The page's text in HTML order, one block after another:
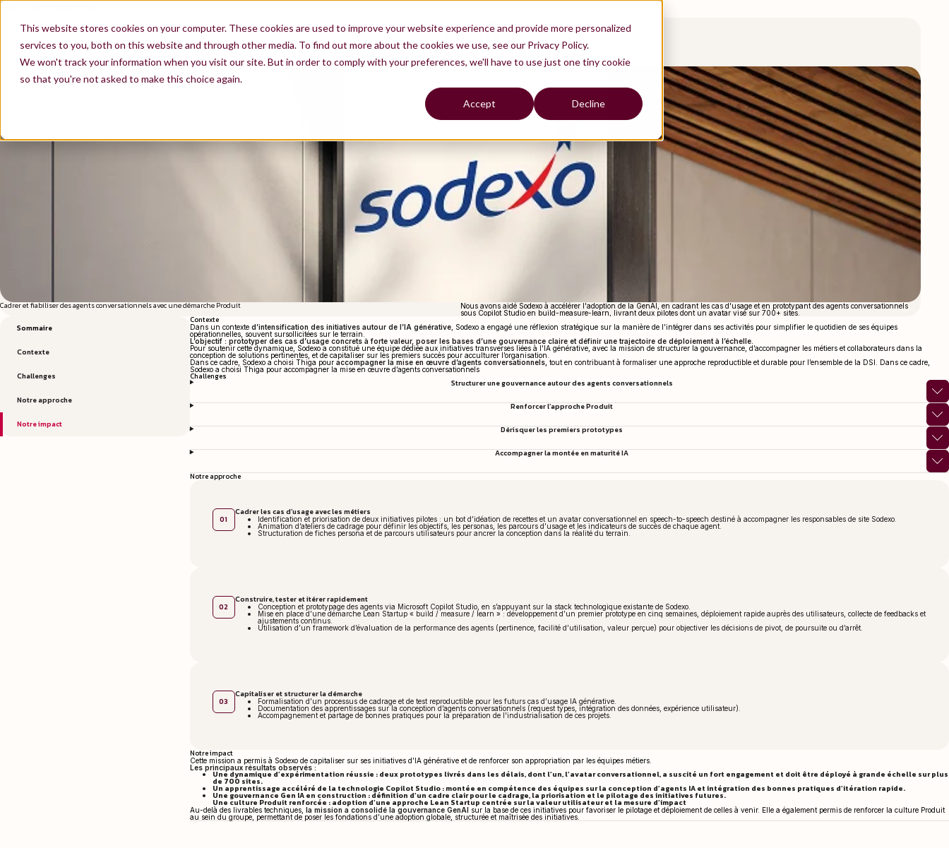
This website stores cookies on your computer. These cookies are used to improve your website experience and provide more personalized
services to you, both on this website and through other media. To find out more about the cookies we use, see our Privacy Policy.
We won't track your information when you visit our site. But in order to comply with your preferences, we'll have to use just one tiny cookie
so that you're not asked to make this choice again.
Accept Decline
Notre approche pour accélérer le déploiement de la genAI.
INTELLIGENCE ARTIFICIELLE & DATA CORPORATE SERVICES
Cadrer et fiabiliser des agents conversationnels avec une démarche Produit
Nous avons aidé Sodexo à accélérer l'adoption de la GenAI, en cadrant les cas d'usage et en prototypant des agents conversationnels
sous Copilot Studio en build-measure-learn, livrant deux pilotes dont un avatar visé sur 700+ sites.
Sommaire
Contexte
Challenges
Notre approche
Notre impact
Contexte
Dans un contexte d’intensification des initiatives autour de l’IA générative, Sodexo a engagé une réflexion stratégique sur la manière de l’intégrer dans ses activités pour simplifier le quotidien de ses équipes
opérationnelles, souvent sursollicitées sur le terrain.
L’objectif : prototyper des cas d’usage concrets à forte valeur, poser les bases d’une gouvernance claire et définir une trajectoire de déploiement à l’échelle.
Pour soutenir cette dynamique, Sodexo a constitué une équipe dédiée aux initiatives transverses liées à l’IA générative, avec la mission de structurer la gouvernance, d’accompagner les métiers et collaborateurs dans la
conception de solutions pertinentes, et de capitaliser sur les premiers succès pour acculturer l’organisation.
Dans ce cadre, Sodexo a choisi Thiga pour accompagner la mise en œuvre d’agents conversationnels, tout en contribuant à formaliser une approche reproductible et durable pour l’ensemble de la DSI. Dans ce cadre,
Sodexo a choisi Thiga pour accompagner la mise en œuvre d’agents conversationnels
Challenges
Structurer une gouvernance autour des agents conversationnels
Renforcer l’approche Produit
Dérisquer les premiers prototypes
Accompagner la montée en maturité IA
Notre approche
01
Cadrer les cas d’usage avec les métiers
Identification et priorisation de deux initiatives pilotes : un bot d’idéation de recettes et un avatar conversationnel en speech-to-speech destiné à accompagner les responsables de site Sodexo.
Animation d’ateliers de cadrage pour définir les objectifs, les personas, les parcours d’usage et les indicateurs de succès de chaque agent.
Structuration de fiches persona et de parcours utilisateurs pour ancrer la conception dans la réalité du terrain.
02
Construire, tester et itérer rapidement
Conception et prototypage des agents via Microsoft Copilot Studio, en s’appuyant sur la stack technologique existante de Sodexo.
Mise en place d’une démarche Lean Startup « build / measure / learn » : développement d’un premier prototype en cinq semaines, déploiement rapide auprès des utilisateurs, collecte de feedbacks et
ajustements continus.
Utilisation d’un framework d’évaluation de la performance des agents (pertinence, facilité d’utilisation, valeur perçue) pour objectiver les décisions de pivot, de poursuite ou d’arrêt.
03
Capitaliser et structurer la démarche
Formalisation d’un processus de cadrage et de test reproductible pour les futurs cas d’usage IA générative.
Documentation des apprentissages sur la conception d’agents conversationnels (request types, intégration des données, expérience utilisateur).
Accompagnement et partage de bonnes pratiques pour la préparation de l'industrialisation de ces projets.
Notre impact
Cette mission a permis à Sodexo de capitaliser sur ses initiatives d’IA générative et de renforcer son appropriation par les équipes métiers.
Les principaux résultats observés :
Une dynamique d’expérimentation réussie : deux prototypes livrés dans les délais, dont l’un, l’avatar conversationnel, a suscité un fort engagement et doit être déployé à grande échelle sur plus
de 700 sites.
Un apprentissage accéléré de la technologie Copilot Studio : montée en compétence des équipes sur la conception d’agents IA et intégration des bonnes pratiques d’itération rapide.
Une gouvernance Gen IA en construction : définition d’un cadre clair pour le cadrage, la priorisation et le pilotage des initiatives futures.
Une culture Produit renforcée : adoption d’une approche Lean Startup centrée sur la valeur utilisateur et la mesure d’impact
Au-delà des livrables techniques, la mission a consolidé la gouvernance GenAI sur la base de ces initiatives pour favoriser le pilotage et déploiement de celles à venir. Elle a également permis de renforcer la culture Produit
au sein du groupe, permettant de poser les fondations d’une adoption globale, structurée et maîtrisée des initiatives.